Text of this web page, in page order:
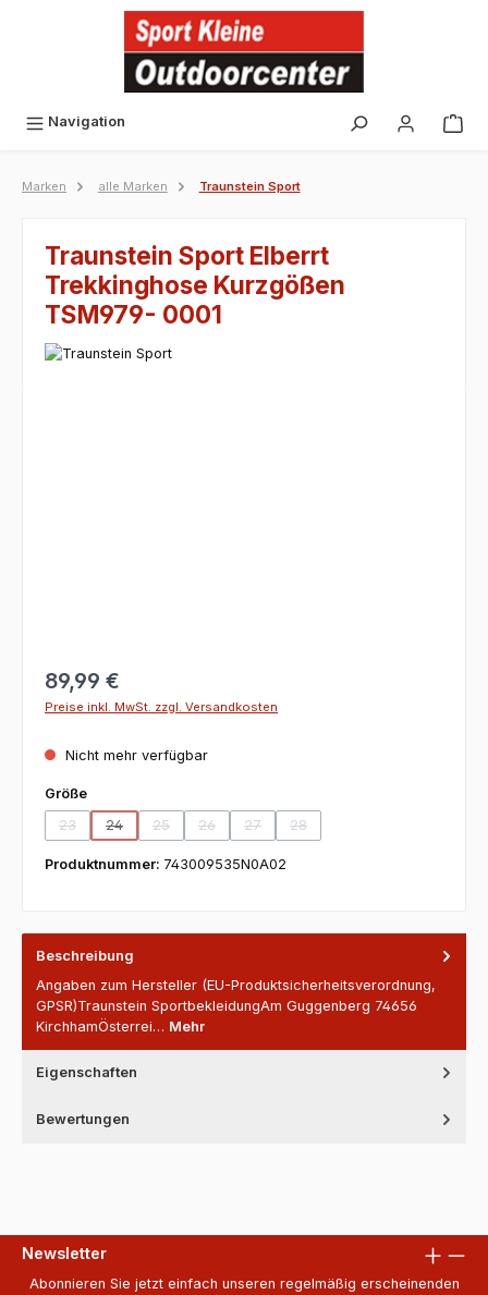
Navigation
Marken alle Marken Traunstein Sport
Traunstein Sport Elberrt
Trekkinghose Kurzgößen
TSM979- 0001
89,99 €
Preise inkl. MwSt. zzgl. Versandkosten
Nicht mehr verfügbar
Größeauswählen
23
(Diese Option ist zurzeit nicht verfügbar.)
24
(Diese Option ist zurzeit nicht verfügbar.)
25
(Diese Option ist zurzeit nicht verfügbar.)
26
(Diese Option ist zurzeit nicht verfügbar.)
27
(Diese Option ist zurzeit nicht
28
(Diese Option ist zurzeit nicht
Produktnummer: 743009535N0A02
Beschreibung
Angaben zum Hersteller (EU-Produktsicherheitsverordnung,
GPSR)Traunstein SportbekleidungAm Guggenberg 74656
KirchhamÖsterrei… Mehr
Eigenschaften
Bewertungen
Newsletter
Abonnieren Sie jetzt einfach unseren regelmäßig erscheinenden